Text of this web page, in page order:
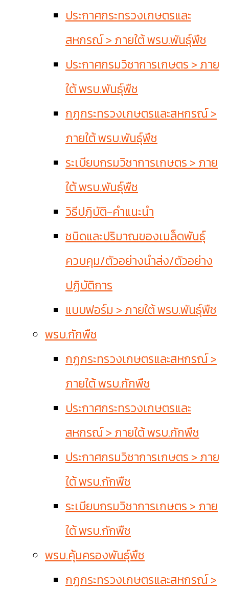
ประกาศกระทรวงเกษตรและ
สหกรณ์ > ภายใต้ พรบ.พันธุ์พืช
ประกาศกรมวิชาการเกษตร > ภาย
ใต้ พรบ.พันธุ์พืช
กฏกระทรวงเกษตรและสหกรณ์ >
ภายใต้ พรบ.พันธุ์พืช
ระเบียบกรมวิชาการเกษตร > ภาย
ใต้ พรบ.พันธุ์พืช
วิธีปฎิบัติ-คำแนะนำ
ชนิดและปริมาณของเมล็ดพันธุ์
ควบคุม/ตัวอย่างนำส่ง/ตัวอย่าง
ปฏิบัติการ
แบบฟอร์ม > ภายใต้ พรบ.พันธุ์พืช
พรบ.กักพืช
กฏกระทรวงเกษตรและสหกรณ์ >
ภายใต้ พรบ.กักพืช
ประกาศกระทรวงเกษตรและ
สหกรณ์ > ภายใต้ พรบ.กักพืช
ประกาศกรมวิชาการเกษตร > ภาย
ใต้ พรบ.กักพืช
ระเบียบกรมวิชาการเกษตร > ภาย
ใต้ พรบ.กักพืช
พรบ.คุ้มครองพันธุ์พืช
กฏกระทรวงเกษตรและสหกรณ์ >